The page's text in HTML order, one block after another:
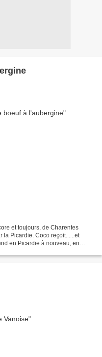
et toujours, de Charentes
la Picardie. Coco reçoit......et
en Picardie à nouveau, en